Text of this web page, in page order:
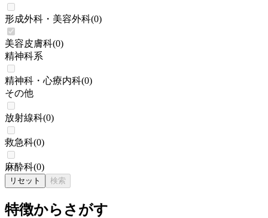
形成外科・美容外科(0)
美容皮膚科(0)
精神科系
精神科・心療内科(0)
その他
放射線科(0)
救急科(0)
麻酔科(0)
リセット 検索
特徴からさがす